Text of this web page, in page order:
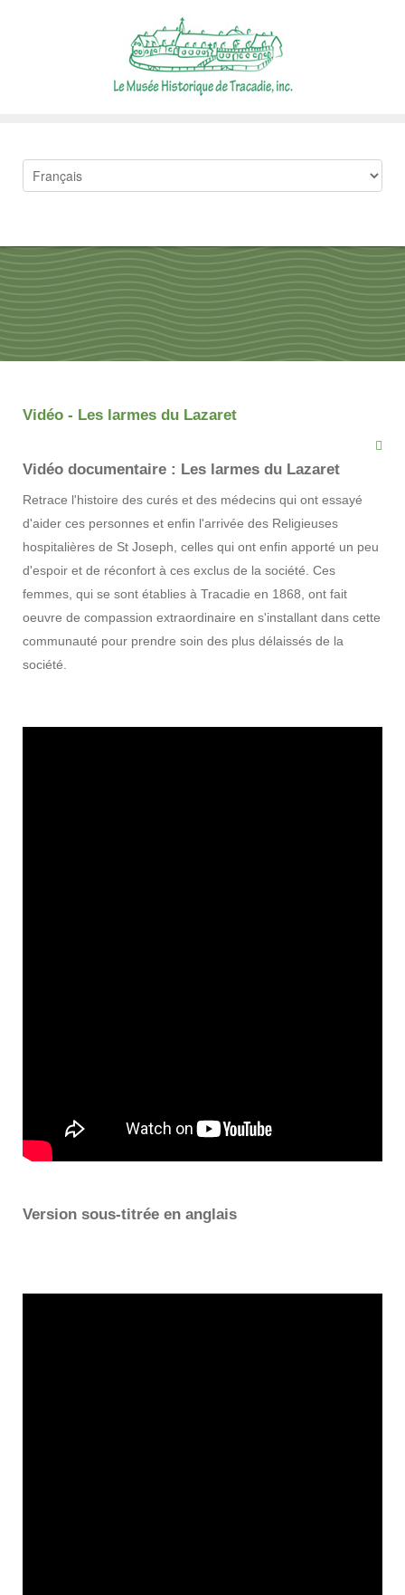
Vidéo - Les larmes du Lazaret
Vidéo documentaire : Les larmes du Lazaret
Retrace l'histoire des curés et des médecins qui ont essayé
d'aider ces personnes et enfin l'arrivée des Religieuses
hospitalières de St Joseph, celles qui ont enfin apporté un peu
d'espoir et de réconfort à ces exclus de la société. Ces
femmes, qui se sont établies à Tracadie en 1868, ont fait
oeuvre de compassion extraordinaire en s'installant dans cette
communauté pour prendre soin des plus délaissés de la
société.
Version sous-titrée en anglais